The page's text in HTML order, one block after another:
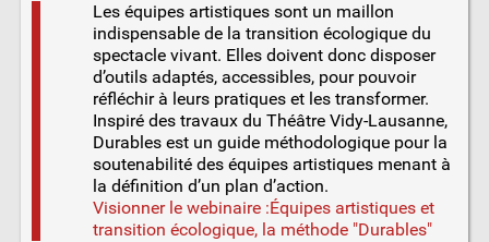
Les équipes artistiques sont un maillon
indispensable de la transition écologique du
spectacle vivant. Elles doivent donc disposer
d’outils adaptés, accessibles, pour pouvoir
réfléchir à leurs pratiques et les transformer.
Inspiré des travaux du Théâtre Vidy-Lausanne,
Durables est un guide méthodologique pour la
soutenabilité des équipes artistiques menant à
la définition d’un plan d’action.
Visionner le webinaire :Équipes artistiques et
transition écologique, la méthode "Durables"